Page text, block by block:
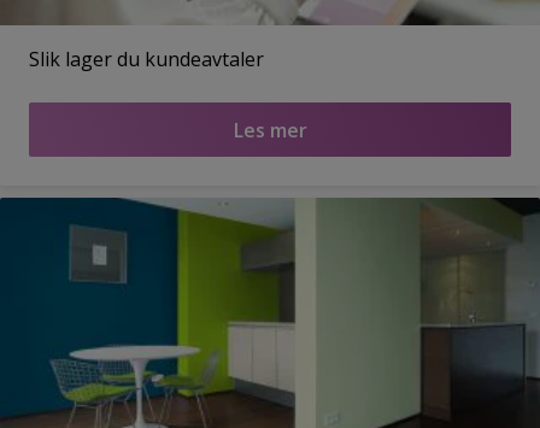
Slik lager du kundeavtaler
Les mer